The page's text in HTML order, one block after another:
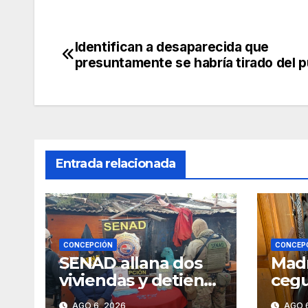
Navegación
entradas
Identifican a desaparecida que
presuntamente se habría tirado del
Entrada relacionada
CONCEPCIÓN
SENAD allana dos
viviendas y detiene
a dos personas por
AGO 6, 2026 AGO